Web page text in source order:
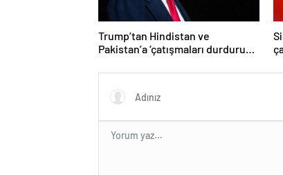
Trump’tan Hindistan ve
Pakistan’a ‘çatışmaları durdurun’